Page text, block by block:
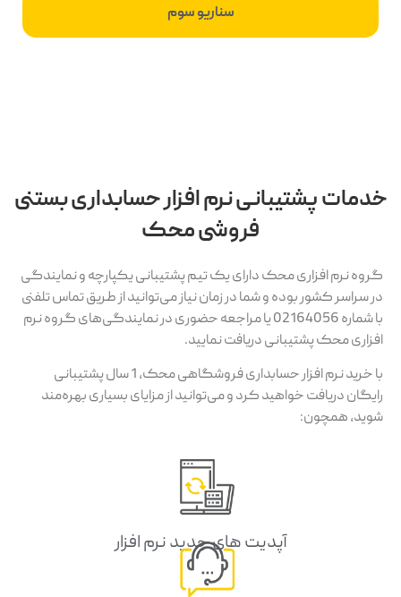
سناریو سوم
خدمات پشتیبانی نرم افزار حسابداری بستنی
فروشی محک
گروه نرم افزاری محک دارای یک تیم پشتیبانی یکپارچه و نمایندگی
در سراسر کشور بوده و شما در زمان نیاز می‌توانید از طریق تماس تلفنی
با شماره 02164056 یا مراجعه حضوری در نمایندگی‌های گروه نرم
افزاری محک پشتیبانی دریافت نمایید.
با خرید نرم افزار حسابداری فروشگاهی محک، 1 سال پشتیبانی
رایگان دریافت خواهید کرد و می‌توانید از مزایای بسیاری بهره‌مند
شوید، همچون:
آپدیت های جدید نرم افزار